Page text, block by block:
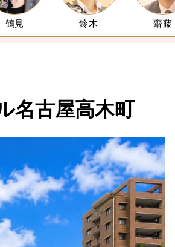
鶴見 鈴木 齋藤
名古屋高木町